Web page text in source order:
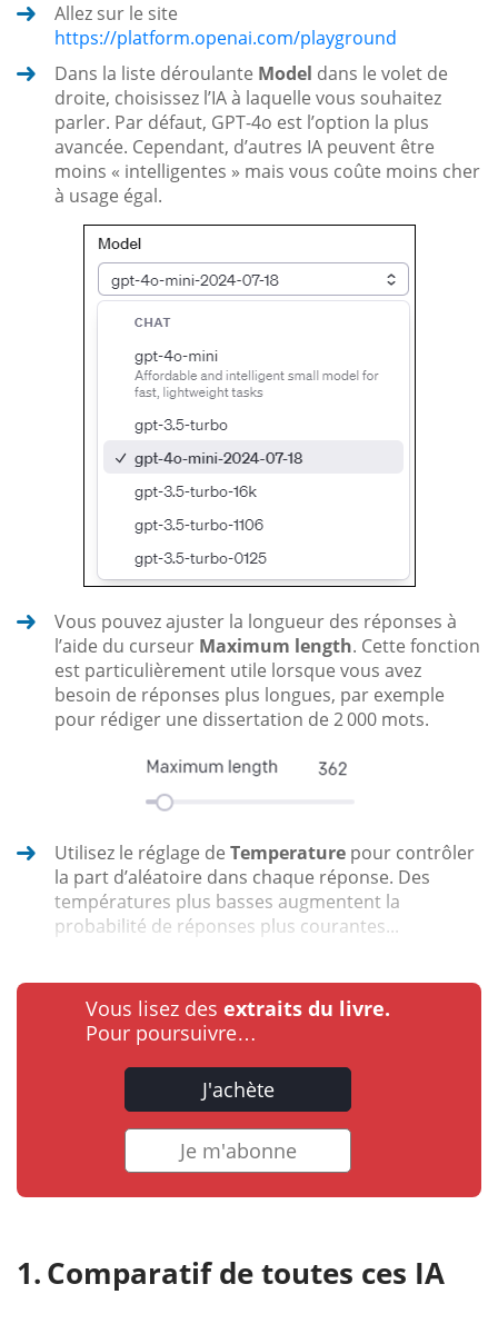
Allez sur le site
https://platform.openai.com/playground
Dans la liste déroulante Model dans le volet de
droite, choisissez l’IA à laquelle vous souhaitez
parler. Par défaut, GPT-4o est l’option la plus
avancée. Cependant, d’autres IA peuvent être
moins « intelligentes » mais vous coûte moins cher
à usage égal.
Vous pouvez ajuster la longueur des réponses à
l’aide du curseur Maximum length. Cette fonction
est particulièrement utile lorsque vous avez
besoin de réponses plus longues, par exemple
pour rédiger une dissertation de 2 000 mots.
Utilisez le réglage de Temperature pour contrôler
la part d’aléatoire dans chaque réponse. Des
températures plus basses augmentent la
probabilité de réponses plus courantes...
Vous lisez des extraits du livre.
Pour poursuivre…
J'achète
Je m'abonne
Comparatif de toutes ces IA